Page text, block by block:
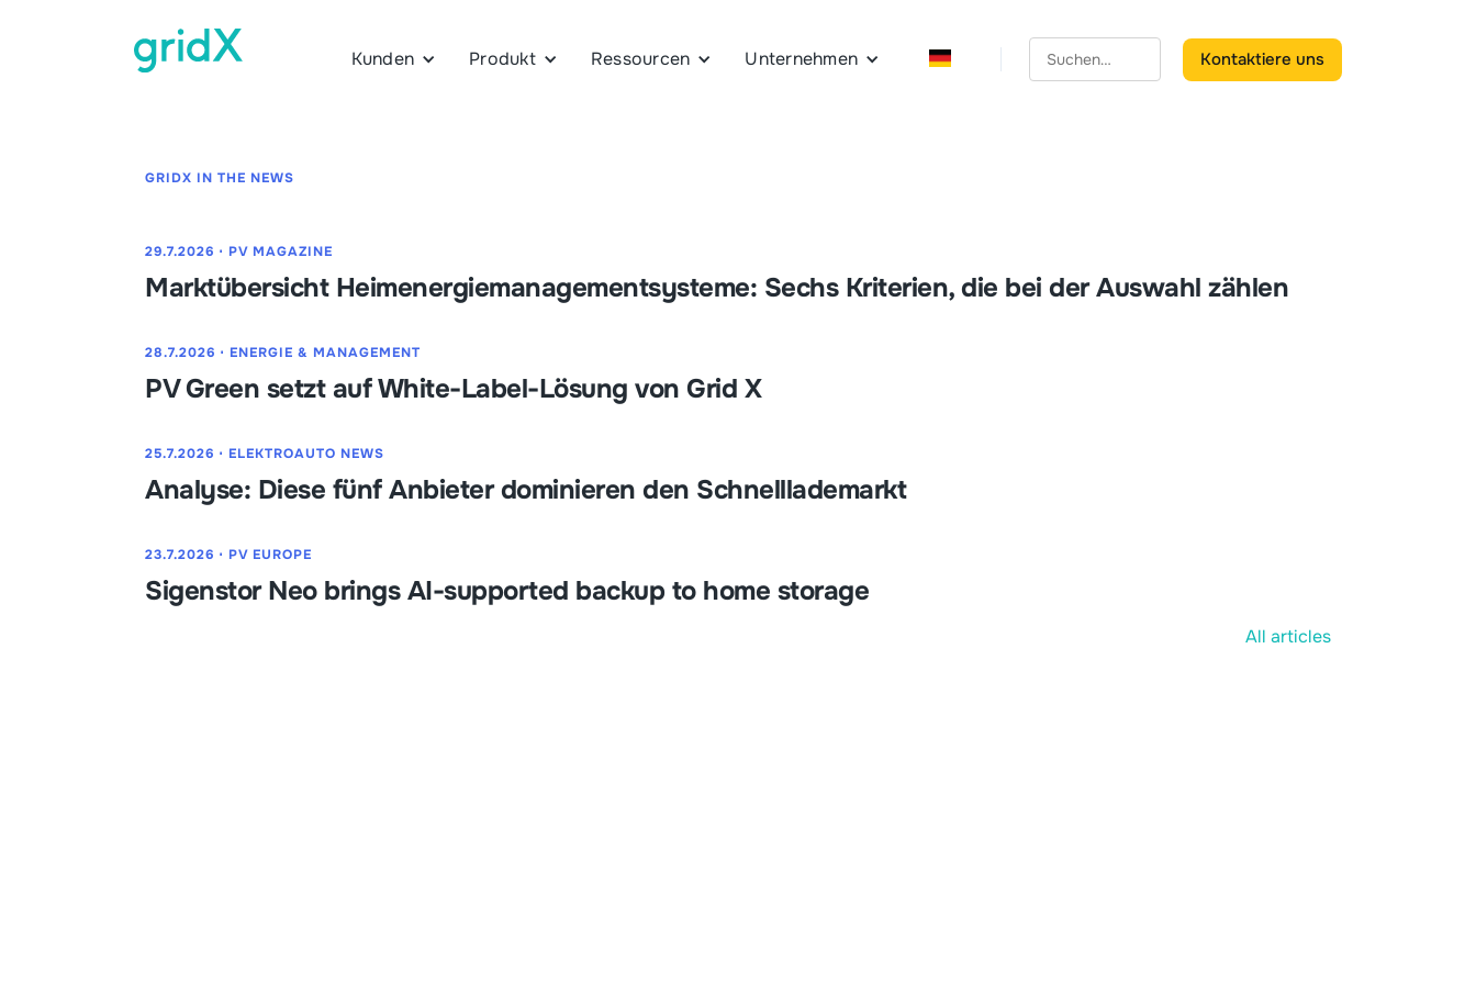
Kunden Produkt Ressourcen Unternehmen Kontaktiere uns
GRIDX IN THE NEWS
29.7.2026 ⋅ PV MAGAZINE
Marktübersicht Heimenergiemanagementsysteme: Sechs Kriterien, die bei der Auswahl zählen
28.7.2026 ⋅ ENERGIE & MANAGEMENT
PV Green setzt auf White-Label-Lösung von Grid X
25.7.2026 ⋅ ELEKTROAUTO NEWS
Analyse: Diese fünf Anbieter dominieren den Schnelllademarkt
23.7.2026 ⋅ PV EUROPE
Sigenstor Neo brings AI-supported backup to home storage
All articles